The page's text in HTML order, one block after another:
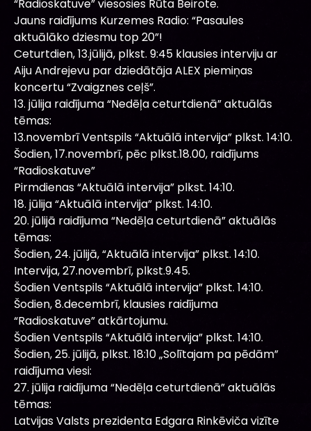
“Radioskatuve” viesosies Rūta Beirote.
Jauns raidījums Kurzemes Radio: “Pasaules
aktuālāko dziesmu top 20”!
Ceturtdien, 13.jūlijā, plkst. 9:45 klausies interviju ar
Aiju Andrejevu par dziedātāja ALEX piemiņas
koncertu “Zvaigznes ceļš”.
13. jūlija raidījuma “Nedēļa ceturtdienā” aktuālās
tēmas:
13.novembrī Ventspils “Aktuālā intervija” plkst. 14:10.
Šodien, 17.novembrī, pēc plkst.18.00, raidījums
“Radioskatuve”
Pirmdienas “Aktuālā intervija” plkst. 14:10.
18. jūlija “Aktuālā intervija” plkst. 14:10.
20. jūlijā raidījuma “Nedēļa ceturtdienā” aktuālās
tēmas:
Šodien, 24. jūlijā, “Aktuālā intervija” plkst. 14:10.
Intervija, 27.novembrī, plkst.9.45.
Šodien Ventspils “Aktuālā intervija” plkst. 14:10.
Šodien, 8.decembrī, klausies raidījuma
“Radioskatuve” atkārtojumu.
Šodien Ventspils “Aktuālā intervija” plkst. 14:10.
Šodien, 25. jūlijā, plkst. 18:10 „Solītajam pa pēdām”
raidījuma viesi:
27. jūlija raidījuma “Nedēļa ceturtdienā” aktuālās
tēmas:
Latvijas Valsts prezidenta Edgara Rinkēviča vizīte